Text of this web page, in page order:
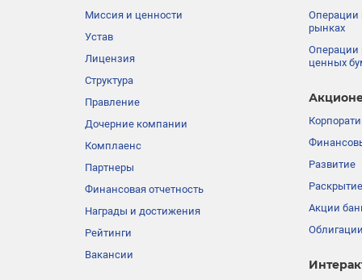
Миссия и ценности
Устав
Лицензия
Структура
Правление
Дочерние компании
Комплаенс
Партнеры
Финансовая отчетность
Награды и достижения
Рейтинги
Вакансии
Операции
рынках
Операции
ценных
Развитие
Акции